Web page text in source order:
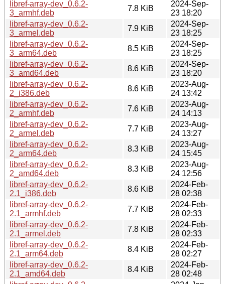
libref-array-dev_0.6.2-
3_armhf.deb
7.8 KiB
2024-Sep-
23 18:20
libref-array-dev_0.6.2-
3_armel.deb
7.9 KiB
2024-Sep-
23 18:25
libref-array-dev_0.6.2-
3_arm64.deb
8.5 KiB
2024-Sep-
23 18:25
libref-array-dev_0.6.2-
3_amd64.deb
8.6 KiB
2024-Sep-
23 18:20
libref-array-dev_0.6.2-
2_i386.deb
8.6 KiB
2023-Aug-
24 13:42
libref-array-dev_0.6.2-
2_armhf.deb
7.6 KiB
2023-Aug-
24 14:13
libref-array-dev_0.6.2-
2_armel.deb
7.7 KiB
2023-Aug-
24 13:27
libref-array-dev_0.6.2-
2_arm64.deb
8.3 KiB
2023-Aug-
24 15:45
libref-array-dev_0.6.2-
2_amd64.deb
8.3 KiB
2023-Aug-
24 12:56
libref-array-dev_0.6.2-
2.1_i386.deb
8.6 KiB
2024-Feb-
28 02:38
libref-array-dev_0.6.2-
2.1_armhf.deb
7.7 KiB
2024-Feb-
28 02:33
libref-array-dev_0.6.2-
2.1_armel.deb
7.8 KiB
2024-Feb-
28 02:33
libref-array-dev_0.6.2-
2.1_arm64.deb
8.4 KiB
2024-Feb-
28 02:27
libref-array-dev_0.6.2-
2.1_amd64.deb
8.4 KiB
2024-Feb-
28 02:48